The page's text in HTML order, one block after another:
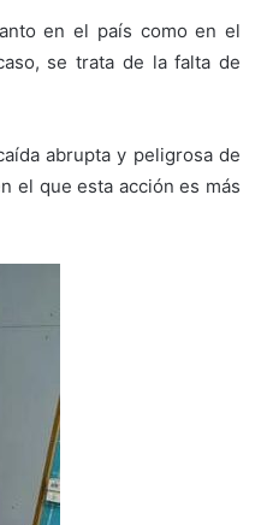
en el país como en el
se trata de la falta de
abrupta y peligrosa de
el que esta acción es más